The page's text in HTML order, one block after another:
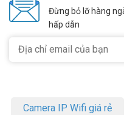
Đừng bỏ lỡ hàng
hấp dẫn
Camera IP Wifi giá rẻ